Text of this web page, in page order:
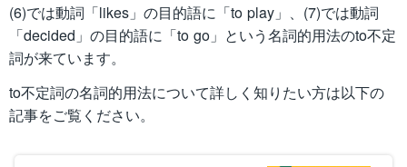
(6)では動詞「likes」の目的語に「to play」、(7)では動詞
「decided」の目的語に「to go」という名詞的用法のto不定
詞が来ています。
to不定詞の名詞的用法について詳しく知りたい方は以下の
記事をご覧ください。